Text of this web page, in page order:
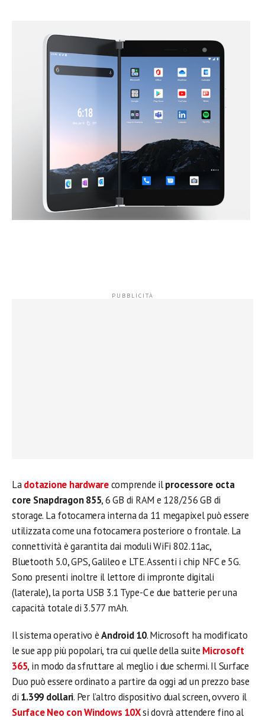
Ladotazione hardwarecomprende ilprocessore octa
core Snapdragon 855, 6 GB di RAM e 128/256 GB di
storage. La fotocamera interna da 11 megapixel può essere
utilizzata come una fotocamera posteriore o frontale. La
connettività è garantita dai moduli WiFi 802.11ac,
Bluetooth 5.0, GPS, Galileo e LTE. Assenti i chip NFC e 5G.
Sono presenti inoltre il lettore di impronte digitali
(laterale), la porta USB 3.1 Type-C e due batterie per una
capacità totale di 3.577 mAh.
Il sistema operativo èAndroid 10. Microsoft ha modificato
le sue app più popolari, tra cui quelle della suite Microsoft
365, in modo da sfruttare al meglio i due schermi. Il Surface
Duo può essere ordinato a partire da oggi ad un prezzo base
di 1.399 dollari. Per l’altro dispositivo dual screen, ovvero il
Surface Neo con Windows 10Xsi dovrà attendere fino al